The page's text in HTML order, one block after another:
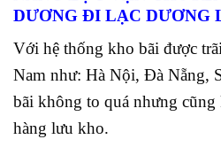
DƯƠNG ĐI LẠC DƯƠNG
Với hệ thống kho bãi được
Nam như: Hà Nội, Đà Nẵng,
bãi không to quá nhưng
hàng lưu kho.